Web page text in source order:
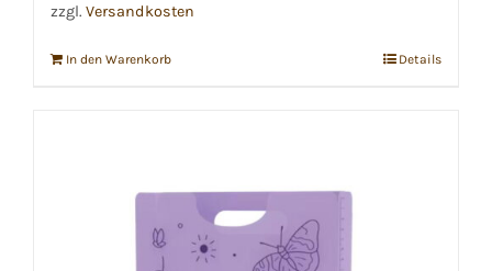
zzgl. Versandkosten
In den Warenkorb Details